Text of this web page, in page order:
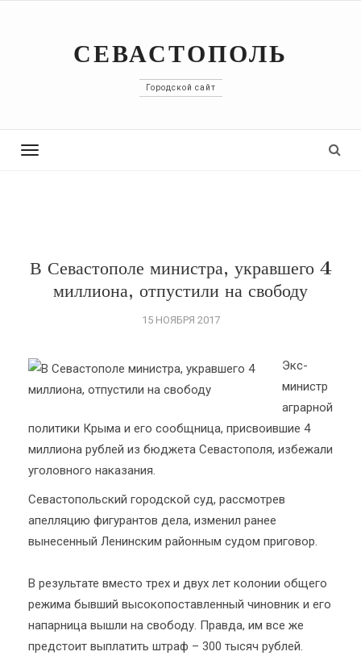
СЕВАСТОПОЛЬ
Городской сайт
Toggle
В Севастополе министра, укравшего 4
миллиона, отпустили на свободу
15 НОЯБРЯ 2017
Экс-
министр
аграрной
политики Крыма и его сообщница, присвоившие 4
миллиона рублей из бюджета Севастополя, избежали
уголовного наказания.
Севастопольский городской суд, рассмотрев
апелляцию фигурантов дела, изменил ранее
вынесенный Ленинским районным судом приговор.
В результате вместо трех и двух лет колонии общего
режима бывший высокопоставленный чиновник и его
напарница вышли на свободу. Правда, им все же
предстоит выплатить штраф – 300 тысяч рублей.